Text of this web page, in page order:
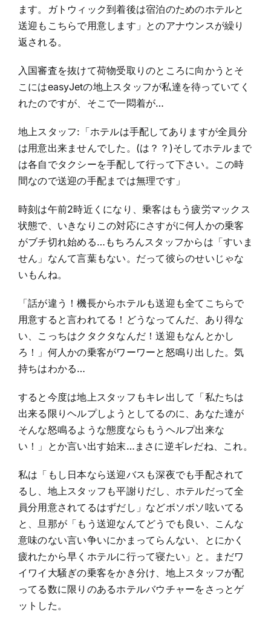
ます。ガトウィック到着後は宿泊のためのホテルと
送迎もこちらで用意します」とのアナウンスが繰り
返される。
入国審査を抜けて荷物受取りのところに向かうとそ
こにはeasyJetの地上スタッフが私達を待っていてく
れたのですが、そこで一悶着が…
地上スタッフ:「ホテルは手配してありますが全員分
は用意出来ませんでした。(は？？)そしてホテルまで
は各自でタクシーを手配して行って下さい。この時
間なので送迎の手配までは無理です」
時刻は午前2時近くになり、乗客はもう疲労マックス
状態で、いきなりこの対応にさすがに何人かの乗客
がブチ切れ始める…もちろんスタッフからは「すいま
せん」なんて言葉もない。だって彼らのせいじゃな
いもんね。
「話が違う！機長からホテルも送迎も全てこちらで
用意すると言われてる！どうなってんだ、あり得な
い、こっちはクタクタなんだ！送迎もなんとかし
ろ！」何人かの乗客がワーワーと怒鳴り出した。気
持ちはわかる…
すると今度は地上スタッフもキレ出して「私たちは
出来る限りヘルプしようとしてるのに、あなた達が
そんな怒鳴るような態度ならもうヘルプ出来な
い！」とか言い出す始末…まさに逆ギレだね、これ。
私は「もし日本なら送迎バスも深夜でも手配されて
るし、地上スタッフも平謝りだし、ホテルだって全
員分用意されてるはずだし」などボソボソ呟いてる
と、旦那が「もう送迎なんてどうでも良い、こんな
意味のない言い争いにかまってらんない、とにかく
疲れたから早くホテルに行って寝たい」と。まだワ
イワイ大騒ぎの乗客をかき分け、地上スタッフが配
ってる数に限りのあるホテルバウチャーをさっとゲ
ットした。